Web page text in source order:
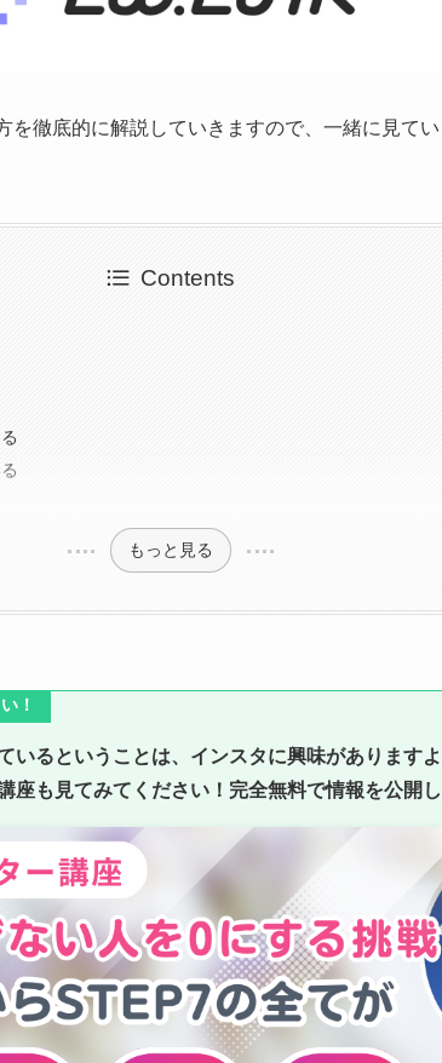
を徹底的に解説していきますので、一緒に見て
Contents
もっと見る
！
いるということは、インスタに興味があります
座も見てみてください！完全無料で情報を公開